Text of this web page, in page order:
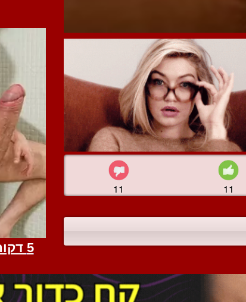
11 11